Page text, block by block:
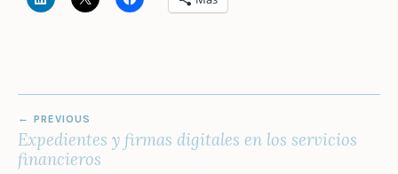
DE
ENTRADAS
PREVIOUS
Expedientes y firmas digitales en los servicios
financieros